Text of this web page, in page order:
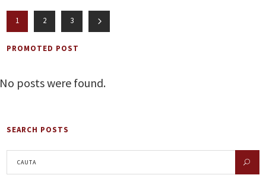
1 2 3
PROMOTED POST
No posts were found.
SEARCH POSTS